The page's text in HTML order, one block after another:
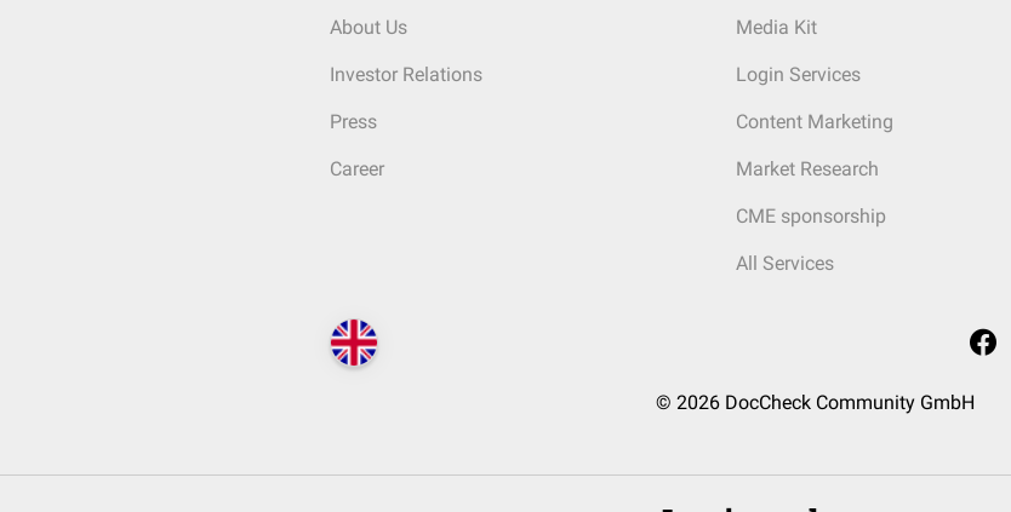
About Us
Investor Relations
Press
Career
Media Kit
Login Services
Content Marketing
Market Research
CME sponsorship
All Services
© 2026 DocCheck Community GmbH